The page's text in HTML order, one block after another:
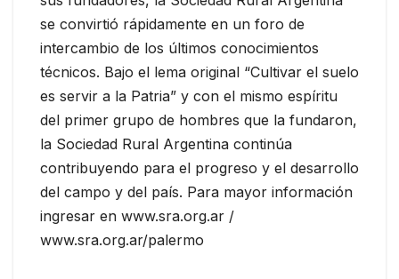
se convirtió rápidamente en un foro de
intercambio de los últimos conocimientos
técnicos. Bajo el lema original “Cultivar el suelo
es servir a la Patria” y con el mismo espíritu
del primer grupo de hombres que la fundaron,
la Sociedad Rural Argentina continúa
contribuyendo para el progreso y el desarrollo
del campo y del país. Para mayor información
ingresar en www.sra.org.ar /
www.sra.org.ar/palermo